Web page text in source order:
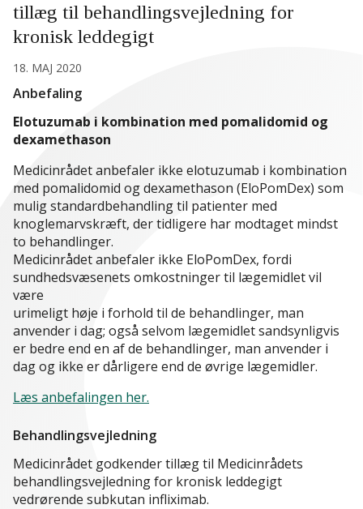
tillæg til behandlingsvejledning for
kronisk leddegigt
18. MAJ 2020
Anbefaling
Elotuzumab i kombination med pomalidomid og
dexamethason
Medicinrådet anbefaler ikke elotuzumab i kombination
med pomalidomid og dexamethason (EloPomDex) som
mulig standardbehandling til patienter med
knoglemarvskræft, der tidligere har modtaget mindst
to behandlinger.
Medicinrådet anbefaler ikke EloPomDex, fordi
sundhedsvæsenets omkostninger til lægemidlet vil
være
urimeligt høje i forhold til de behandlinger, man
anvender i dag; også selvom lægemidlet sandsynligvis
er bedre end en af de behandlinger, man anvender i
dag og ikke er dårligere end de øvrige lægemidler.
Læs anbefalingen her.
Behandlingsvejledning
Medicinrådet godkender tillæg til Medicinrådets
behandlingsvejledning for kronisk leddegigt
vedrørende subkutan infliximab.